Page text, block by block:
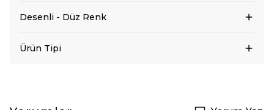
Desenli - Düz Renk
Ürün Tipi